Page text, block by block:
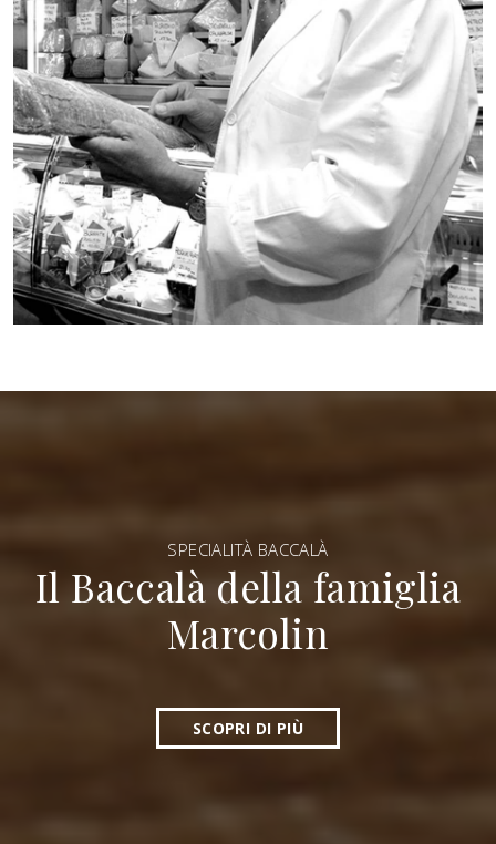
SPECIALITÀ BACCALÀ
Il Baccalà della famiglia
Marcolin
SCOPRI DI PIÙ